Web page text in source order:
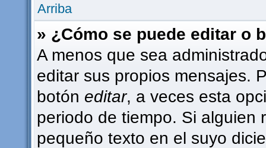
Arriba
» ¿Cómo se puede editar o
A menos que sea
editar sus propios mensajes.
botón editar, a veces esta
periodo de tiempo. Si alguien
pequeño texto en el suyo